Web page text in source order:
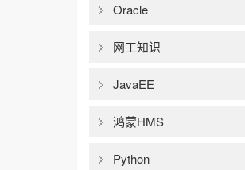
Oracle
网工知识
JavaEE
鸿蒙HMS
Python